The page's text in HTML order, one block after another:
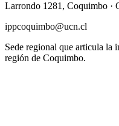
Larrondo 1281, Coquimbo ·
ippcoquimbo@ucn.cl
Sede regional que articula la
región de Coquimbo.